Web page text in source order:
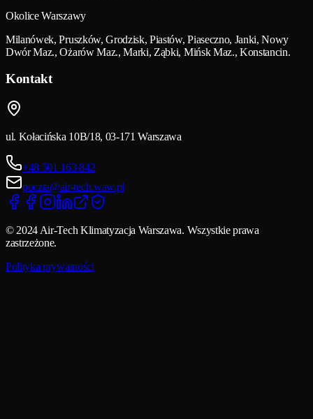
Okolice Warszawy
Milanówek, Pruszków, Grodzisk, Piastów, Piaseczno, Janki, Nowy
Dwór Maz., Ożarów Maz., Marki, Ząbki, Mińsk Maz., Konstancin.
Kontakt
ul. Kołacińska 10B/18, 03-171 Warszawa
+48 501 163 842
poczta@air-tech.waw.pl
© 2024 Air-Tech Klimatyzacja Warszawa. Wszystkie prawa
zastrzeżone.
Polityka prywatności